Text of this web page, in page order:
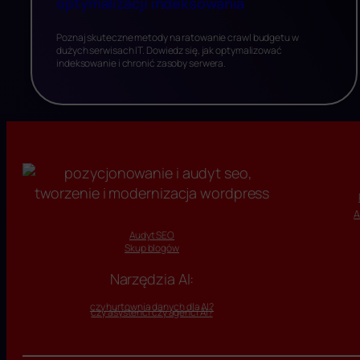
Poznaj skuteczne metody na ratowanie crawl budgetu w
dużych serwisach IT. Dowiedz się, jak optymalizować
indeksowanie i chronić zasoby serwera.
Audyt SEO
Skup blogów
Narzędzia AI:
czy hurtownia danych dla AI?
czy asystenci czy agenci AI?